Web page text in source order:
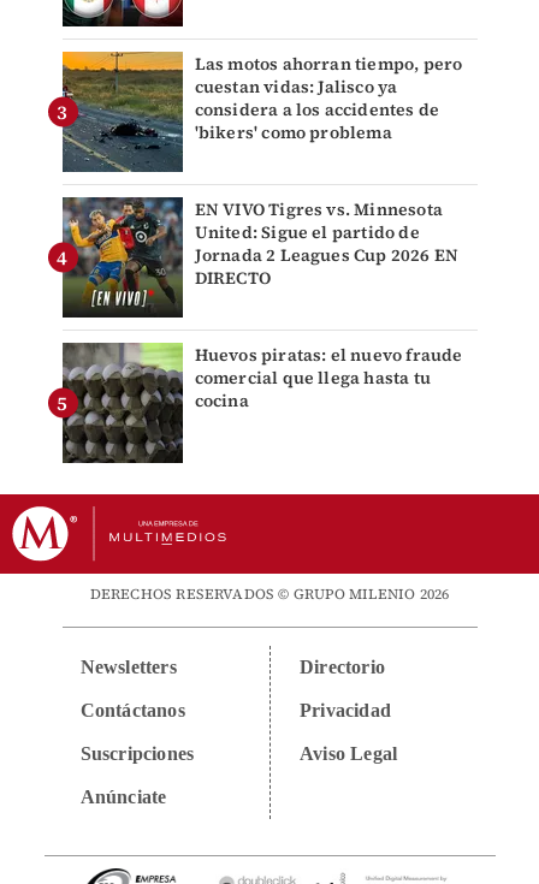
Las motos ahorran tiempo, pero
cuestan vidas: Jalisco ya
considera a los accidentes de
'bikers' como problema
EN VIVO Tigres vs. Minnesota
United: Sigue el partido de
Jornada 2 Leagues Cup 2026 EN
DIRECTO
Huevos piratas: el nuevo fraude
comercial que llega hasta tu
cocina
DERECHOS RESERVADOS © GRUPO MILENIO 2026
Newsletters
Contáctanos
Suscripciones
Anúnciate
Directorio
Privacidad
Aviso Legal